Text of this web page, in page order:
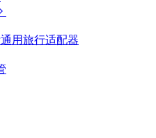
用旅行适配器